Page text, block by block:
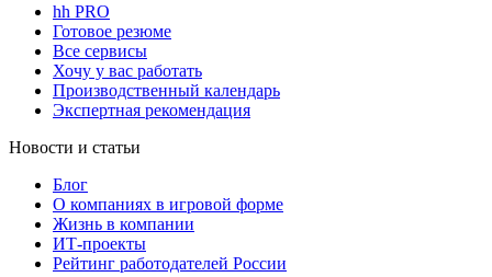
hh PRO
Готовое резюме
Все сервисы
Хочу у вас работать
Производственный календарь
Экспертная рекомендация
Новости и статьи
Блог
О компаниях в игровой форме
Жизнь в компании
ИТ-проекты
Рейтинг работодателей России